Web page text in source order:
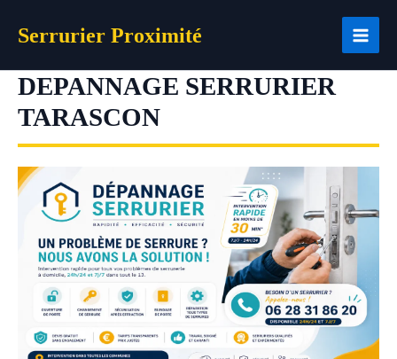
Serrurier Proximité
DEPANNAGE SERRURIER
TARASCON